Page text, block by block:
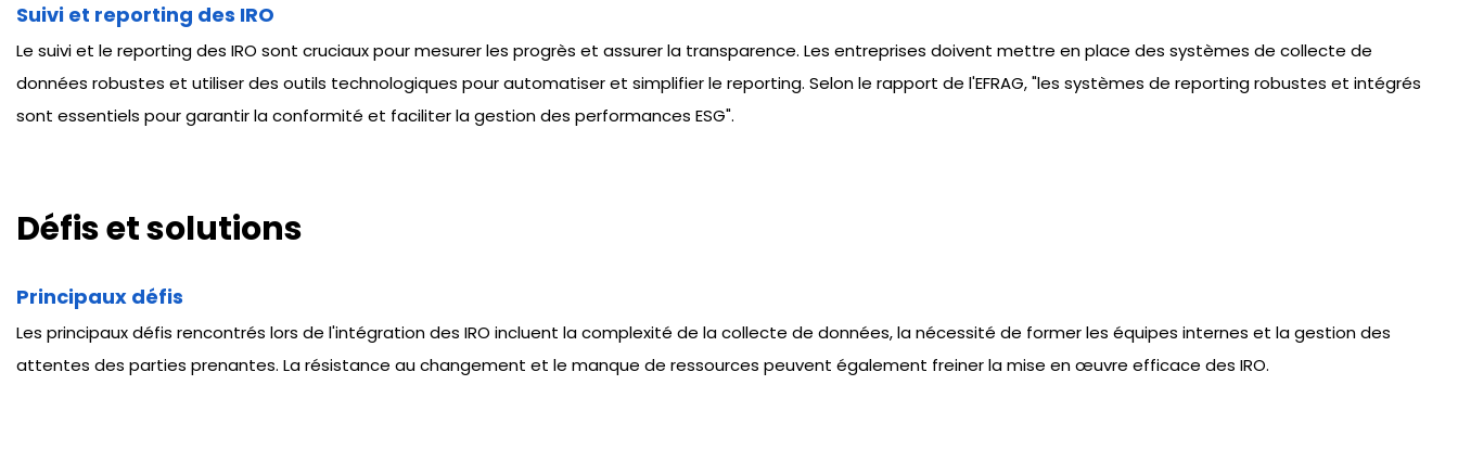
Suivi et reporting des IRO
Le suivi et le reporting des IRO sont cruciaux pour mesurer les progrès et assurer la transparence. Les entreprises doivent mettre en place des systèmes de collecte de
données robustes et utiliser des outils technologiques pour automatiser et simplifier le reporting. Selon le rapport de l'EFRAG, "les systèmes de reporting robustes et intégrés
sont essentiels pour garantir la conformité et faciliter la gestion des performances ESG".
Défis et solutions
Principaux défis
Les principaux défis rencontrés lors de l'intégration des IRO incluent la complexité de la collecte de données, la nécessité de former les équipes internes et la gestion des
attentes des parties prenantes. La résistance au changement et le manque de ressources peuvent également freiner la mise en œuvre efficace des IRO.